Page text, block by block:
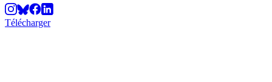
Télécharger